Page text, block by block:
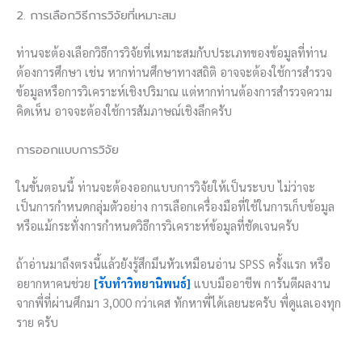
2. การเลือกวิธีการวิจัยที่เหมาะสม
ท่านจะต้องเลือกวิธีการวิจัยที่เหมาะสมกับประเภทของข้อมูลที่ท่าน
ต้องการศึกษา เช่น หากท่านศึกษาทางสถิติ อาจจะต้องใช้การสำรวจ
ข้อมูลหรือการวิเคราะห์เชิงปริมาณ แต่หากท่านต้องการสำรวจความ
คิดเห็น อาจจะต้องใช้การสัมภาษณ์เชิงลึกครับ
การออกแบบการวิจัย
ในขั้นตอนนี้ ท่านจะต้องออกแบบการวิจัยให้เป็นระบบ ไม่ว่าจะ
เป็นการกำหนดกลุ่มตัวอย่าง การเลือกเครื่องมือที่ใช้ในการเก็บข้อมูล
หรือแม้กระทั่งการกำหนดวิธีการวิเคราะห์ข้อมูลที่ชัดเจนครับ
ถ้าอ่านมาถึงตรงนี้แล้วยังรู้สึกมึนหัวเหมือนอ่าน SPSS ครั้งแรก หรือ
อยากหาคนช่วย [รับทำวิทยานิพนธ์] แบบมืออาชีพ การันตีผลงาน
จากพี่ที่ผ่านศึกมา 3,000 กว่าเคส ทักหาพี่ได้เลยนะครับ พี่ดูแลเองทุก
ราย ครับ